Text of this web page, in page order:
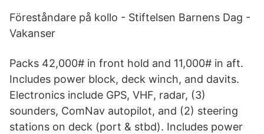
Föreståndare på kollo - Stiftelsen Barnens Dag -
Vakanser
Packs 42,000# in front hold and 11,000# in aft.
Includes power block, deck winch, and davits.
Electronics include GPS, VHF, radar, (3)
sounders, ComNav autopilot, and (2) steering
stations on deck (port & stbd). Includes power